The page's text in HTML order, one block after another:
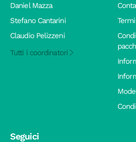
Daniel Mazza
Stefano Cantarini
Claudio Pelizzeni
Tutti i coordinatori
Seguici